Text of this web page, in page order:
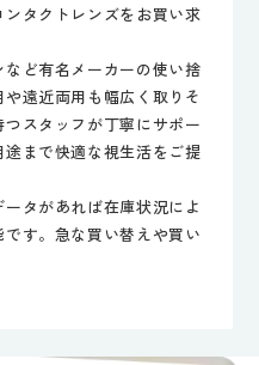
タクトレンズをお買い求
ど有名メーカーの使い捨
遠近両用も幅広く取りそ
スタッフが丁寧にサポー
途まで快適な視生活をご提
タがあれば在庫状況によ
す。急な買い替えや買い